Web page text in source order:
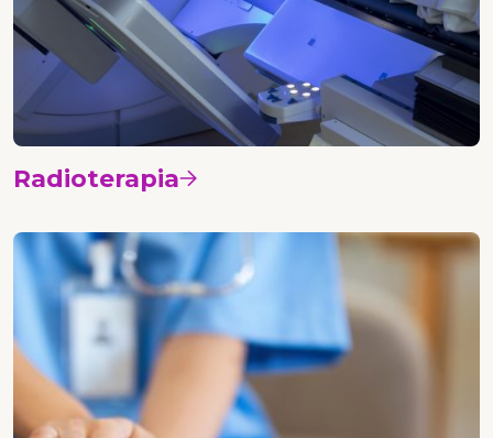
Radioterapia Vedi i corsi
Nursing